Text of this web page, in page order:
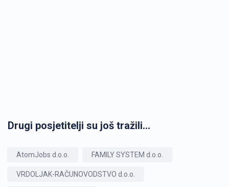
Drugi posjetitelji su još tražili...
AtomJobs d.o.o. FAMILY SYSTEM d.o.o.
VRDOLJAK-RAČUNOVODSTVO d.o.o.